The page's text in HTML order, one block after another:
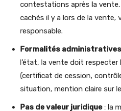
contestations après la vente.
cachés il y a lors de la vente,
responsable.
Formalités
l’état, la vente doit respecter
(certificat de cession,
situation, mention claire sur
Pas de valeur juridique : la